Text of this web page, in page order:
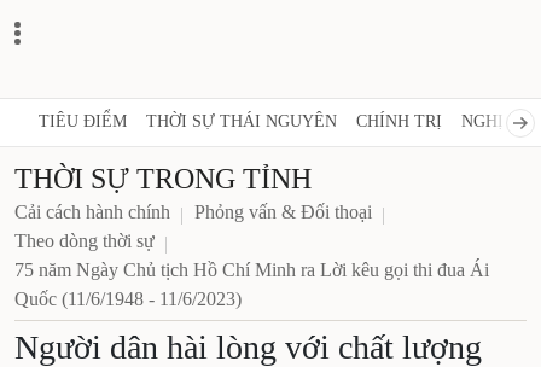
TIÊU ĐIỂM THỜI SỰ THÁI NGUYÊN CHÍNH TRỊ NGHỊ
THỜI SỰ TRONG TỈNH
Cải cách hành chính
Phỏng vấn & Đối thoại
Theo dòng thời sự
75 năm Ngày Chủ tịch Hồ Chí Minh ra Lời kêu gọi thi đua Ái
Quốc (11/6/1948 - 11/6/2023)
Người dân hài lòng với chất lượng